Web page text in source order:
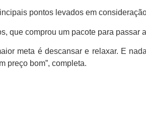
pontos levados em
que comprou um pacote para passar
meta é descansar e relaxar. E
preço bom”, completa.